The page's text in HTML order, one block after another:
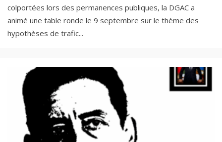
colportées lors des permanences publiques, la DGAC a
animé une table ronde le 9 septembre sur le thème des
hypothèses de trafic...